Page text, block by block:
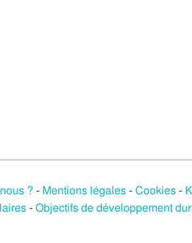
? - Mentions légales-Cookies-
-Objectifs de développement